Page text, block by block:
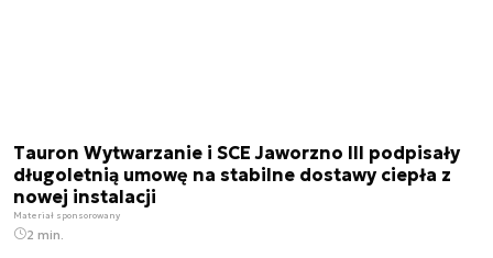
Tauron Wytwarzanie i SCE Jaworzno III podpisały
długoletnią umowę na stabilne dostawy ciepła z
nowej instalacji
Materiał sponsorowany
2 min.